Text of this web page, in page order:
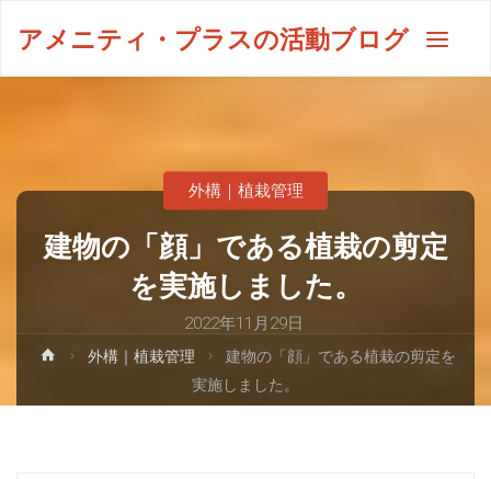
アメニティ・プラスの活動ブログ
建物の「顔」である植栽の剪定
を実施しました。
2022年11月29日
外構｜植栽管理
外構｜植栽管理
建物の「顔」である植栽の剪定を
実施しました。